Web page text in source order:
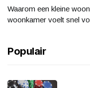
Waarom een kleine
woonkamer voelt snel
Populair